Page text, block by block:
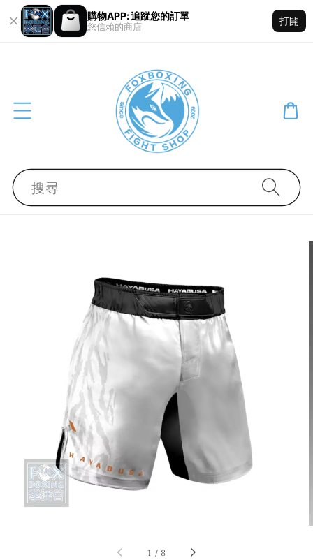
購物APP: 追蹤您的訂單
您信賴的商店
打開
搜尋
1 / 8